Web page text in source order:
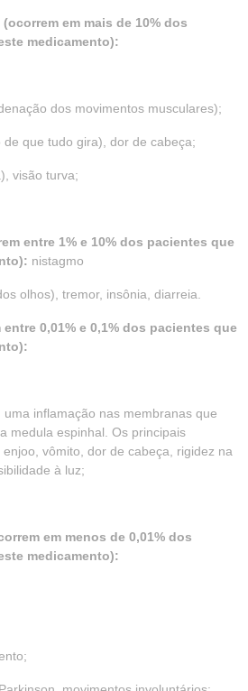
em mais de 10% dos
medicamento):
dos movimentos musculares);
que tudo gira), dor de cabeça;
visão turva;
entre 1% e 10% dos pacientes que
nistagmo
olhos), tremor, insônia, diarreia.
0,01% e 0,1% dos pacientes que
uma inflamação nas membranas que
medula espinhal. Os principais
vômito, dor de cabeça, rigidez na
à luz;
em menos de 0,01% dos
medicamento):